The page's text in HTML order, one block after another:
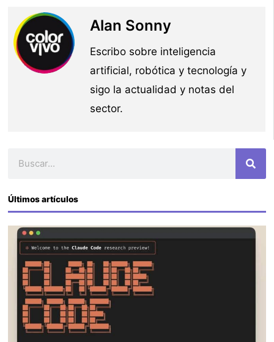
Alan Sonny
Escribo sobre inteligencia
artificial, robótica y tecnología y
sigo la actualidad y notas del
sector.
Últimos artículos